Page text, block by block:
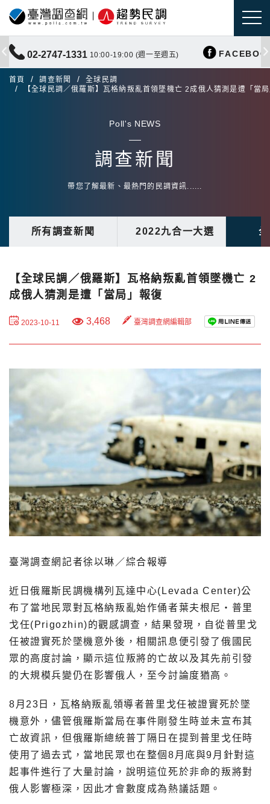
02-2747-1331 10:00-19:00 (週一至週五)
首頁 調查新聞
全球民調
【全球民調／俄羅斯】瓦格納叛亂首領墜機亡 2成俄人猜測是遭「當
Poll's NEWS
調查新聞
帶您了解最新、最熱門的民調資訊......
所有調查新聞 2022九合一大選
【全球民調／俄羅斯】瓦格納叛亂首領墜機亡 2
成俄人猜測是遭「當局」報復
2023-10-11 3,468 臺灣調查網編輯部
臺灣調查網記者徐以琳／綜合報導
近日俄羅斯民調機構列瓦達中心(Levada Center)公
布了當地民眾對瓦格納叛亂始作俑者葉夫根尼・普里
戈任(Prigozhin)的觀感調查，結果發現，自從普里戈
任被證實死於墜機意外後，相關訊息便引發了俄國民
眾的高度討論，顯示這位叛將的亡故以及其先前引發
的大規模兵變仍在影響俄人，至今討論度猶高。
8月23日，瓦格納叛亂領導者普里戈任被證實死於墜
機意外，儘管俄羅斯當局在事件剛發生時並未宣布其
亡故資訊，但俄羅斯總統普丁隔日在提到普里戈任時
使用了過去式，當地民眾也在整個8月底與9月針對這
起事件進行了大量討論，說明這位死於非命的叛將對
俄人影響極深，因此才會數度成為熱議話題。